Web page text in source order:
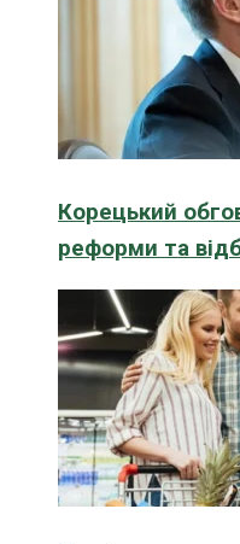
Корецький
реформи та